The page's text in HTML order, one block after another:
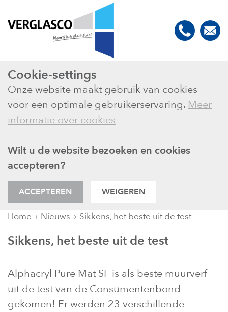
Cookie-settings
Onze website maakt gebruik van cookies
voor een optimale gebruikerservaring. Meer
informatie over cookies
Wilt u de website bezoeken en cookies
accepteren?
ACCEPTEREN WEIGEREN
Home Nieuws Sikkens, het beste uit de test
Sikkens, het beste uit de test
Alphacryl Pure Mat SF is als beste muurverf
uit de test van de Consumentenbond
gekomen! Er werden 23 verschillende